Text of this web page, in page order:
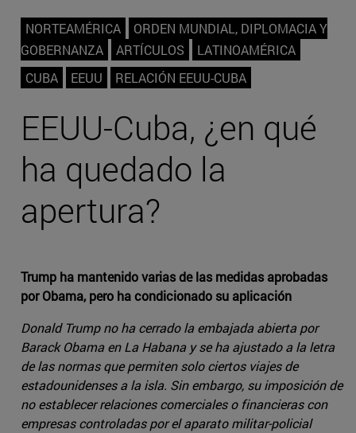
NORTEAMÉRICA
ORDEN MUNDIAL, DIPLOMACIA Y
GOBERNANZA
ARTÍCULOS
LATINOAMÉRICA
CUBA
EEUU RELACIÓN EEUU-CUBA
EEUU-Cuba, ¿en qué
ha quedado la
apertura?
Trump ha mantenido varias de las medidas aprobadas
por Obama, pero ha condicionado su aplicación
Donald Trump no ha cerrado la embajada abierta por
Barack Obama en La Habana y se ha ajustado a la letra
de las normas que permiten solo ciertos viajes de
estadounidenses a la isla. Sin embargo, su imposición de
no establecer relaciones comerciales o financieras con
empresas controladas por el aparato militar-policial